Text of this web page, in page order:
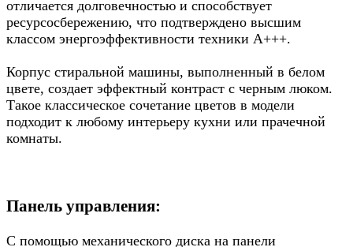
отличается долговечностью и способствует
ресурсосбережению, что подтверждено высшим
классом энергоэффективности техники А+++.
Корпус стиральной машины, выполненный в белом
цвете, создает эффектный контраст с черным люком.
Такое классическое сочетание цветов в модели
подходит к любому интерьеру кухни или прачечной
комнаты.
Панель управления:
С помощью механического диска на панели